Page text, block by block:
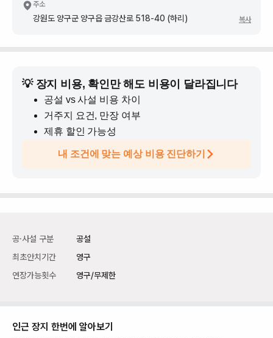
주소
강원도 양구군 양구읍 금강산로 518-40 (하리) 복사
💡 장지 비용, 확인만 해도 비용이 달라집니다
공설 vs 사설 비용 차이
거주지 요건, 만장 여부
제휴 할인 가능성
내 조건에 맞는 예상 비용 진단하기
공·사설 구분
공설
최초안치기간
영구
연장가능횟수
영구/무제한
인근 장지 한번에 알아보기